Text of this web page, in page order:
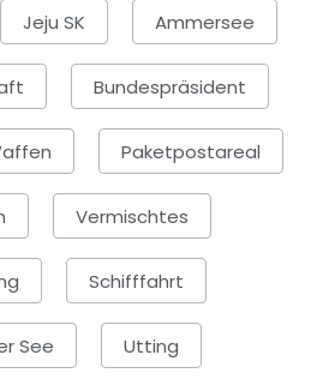
Jeju SK Ammersee
Bundespräsident
Paketpostareal
Vermischtes
Schifffahrt
See Utting